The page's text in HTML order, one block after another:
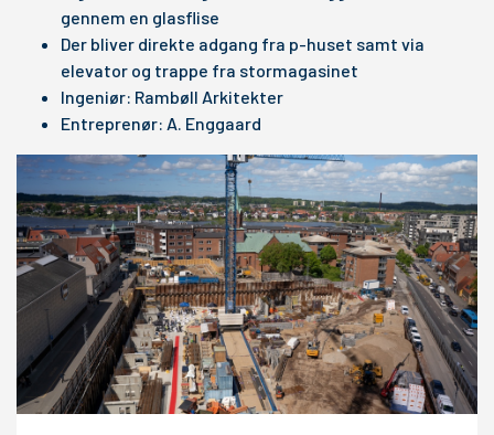
gennem en glasflise
Der bliver direkte adgang fra p-huset samt via
elevator og trappe fra stormagasinet
Ingeniør: Rambøll Arkitekter
Entreprenør: A. Enggaard